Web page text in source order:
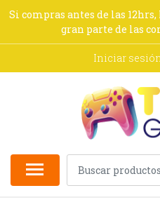
Si compras antes de las
gran parte de las
Iniciar